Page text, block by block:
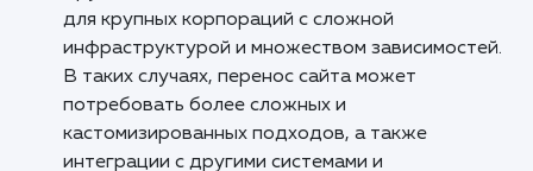
производительность сайта и обеспечить
стабильное функционирование.
Блогерам и владельцам контент-
Услуга переноса сайта на другой хостинг